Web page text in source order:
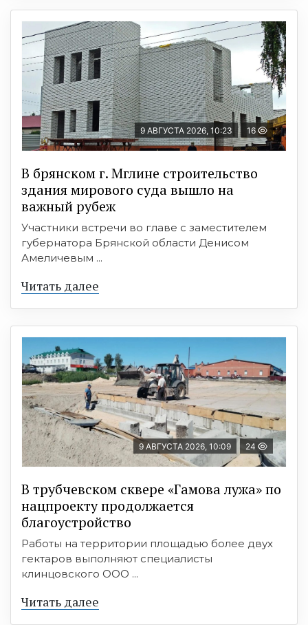
9 АВГУСТА 2026, 10:23 16
В брянском г. Мглине строительство
здания мирового суда вышло на
важный рубеж
Участники встречи во главе с заместителем
губернатора Брянской области Денисом
Амеличевым ...
Читать далее
9 АВГУСТА 2026, 10:09 24
В трубчевском сквере «Гамова лужа» по
нацпроекту продолжается
благоустройство
Работы на территории площадью более двух
гектаров выполняют специалисты
клинцовского ООО ...
Читать далее